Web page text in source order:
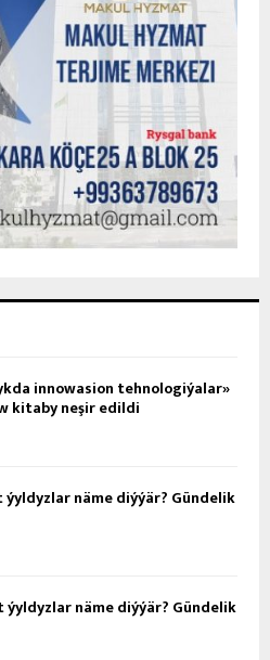
innowasion tehnologiýalar»
kitaby neşir edildi
näme diýýär? Gündelik
näme diýýär? Gündelik